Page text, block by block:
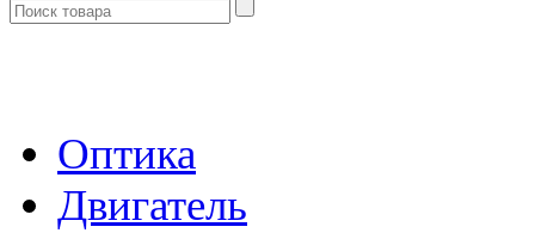
Оптика
Двигатель